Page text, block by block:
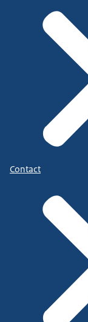
Contact